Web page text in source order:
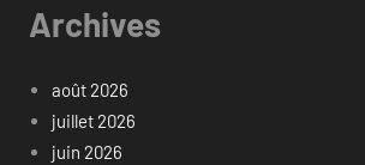
Archives
août 2026
juillet 2026
juin 2026